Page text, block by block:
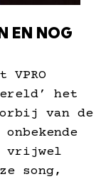
EN NOG
het
van de
vrijwel
song,